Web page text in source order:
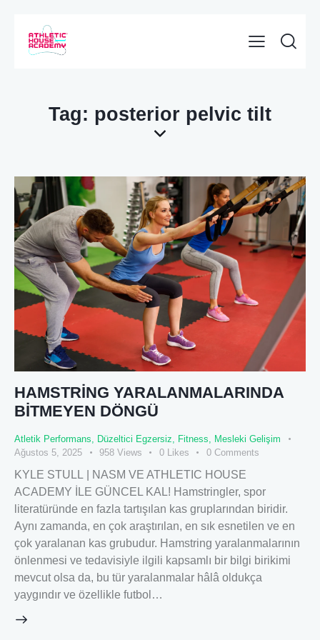
Tag: posterior pelvic tilt
HAMSTRİNG YARALANMALARINDA
BİTMEYEN DÖNGÜ
Atletik Performans, Düzeltici Egzersiz, Fitness, Mesleki Gelişim
Ağustos 5, 2025
958 Views 0 Likes 0 Comments
KYLE STULL | NASM VE ATHLETIC HOUSE
ACADEMY İLE GÜNCEL KAL! Hamstringler, spor
literatüründe en fazla tartışılan kas gruplarından biridir.
Aynı zamanda, en çok araştırılan, en sık esnetilen ve en
çok yaralanan kas grubudur. Hamstring yaralanmalarının
önlenmesi ve tedavisiyle ilgili kapsamlı bir bilgi birikimi
mevcut olsa da, bu tür yaralanmalar hâlâ oldukça
yaygındır ve özellikle futbol…